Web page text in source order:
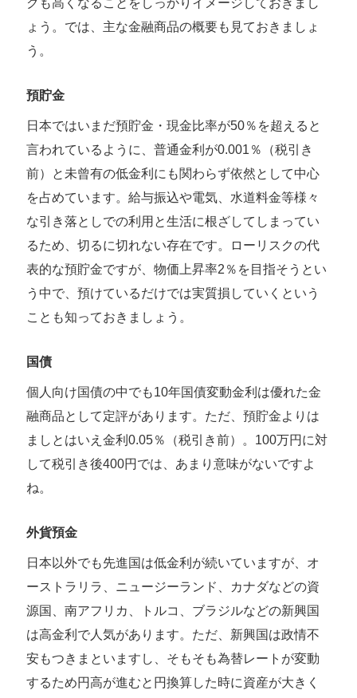
ょう。では、主な金融商品の概要も見ておきましょ
う。
預貯金
日本ではいまだ預貯金・現金比率が50％を超えると
言われているように、普通金利が0.001％（税引き
前）と未曾有の低金利にも関わらず依然として中心
を占めています。給与振込や電気、水道料金等様々
な引き落としでの利用と生活に根ざしてしまってい
るため、切るに切れない存在です。ローリスクの代
表的な預貯金ですが、物価上昇率2％を目指そうとい
う中で、預けているだけでは実質損していくという
ことも知っておきましょう。
国債
個人向け国債の中でも10年国債変動金利は優れた金
融商品として定評があります。ただ、預貯金よりは
ましとはいえ金利0.05％（税引き前）。100万円に対
して税引き後400円では、あまり意味がないですよ
ね。
外貨預金
日本以外でも先進国は低金利が続いていますが、オ
ーストラリラ、ニュージーランド、カナダなどの資
源国、南アフリカ、トルコ、ブラジルなどの新興国
は高金利で人気があります。ただ、新興国は政情不
安もつきまといますし、そもそも為替レートが変動
するため円高が進むと円換算した時に資産が大きく